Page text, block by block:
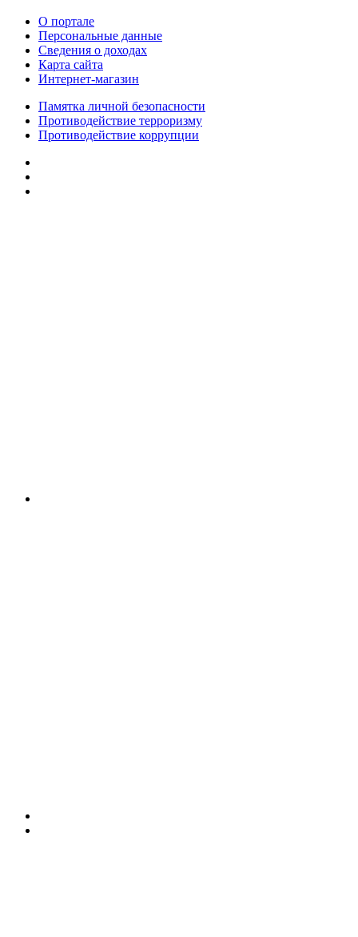
О портале
Персональные данные
Сведения о доходах
Карта сайта
Интернет-магазин
Памятка личной безопасности
Противодействие терроризму
Противодействие коррупции